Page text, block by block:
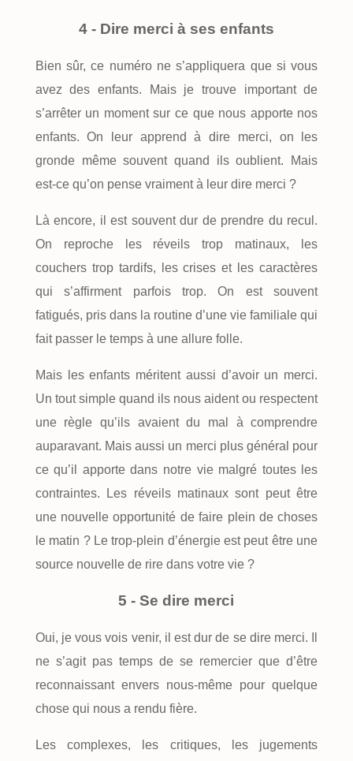
4 - Dire merci à ses enfants
Bien sûr, ce numéro ne s’appliquera que si vous
avez des enfants. Mais je trouve important de
s’arrêter un moment sur ce que nous apporte nos
enfants. On leur apprend à dire merci, on les
gronde même souvent quand ils oublient. Mais
est-ce qu’on pense vraiment à leur dire merci ?
Là encore, il est souvent dur de prendre du recul.
On reproche les réveils trop matinaux, les
couchers trop tardifs, les crises et les caractères
qui s’affirment parfois trop. On est souvent
fatigués, pris dans la routine d’une vie familiale qui
fait passer le temps à une allure folle.
Mais les enfants méritent aussi d’avoir un merci.
Un tout simple quand ils nous aident ou respectent
une règle qu’ils avaient du mal à comprendre
auparavant. Mais aussi un merci plus général pour
ce qu’il apporte dans notre vie malgré toutes les
contraintes. Les réveils matinaux sont peut être
une nouvelle opportunité de faire plein de choses
le matin ? Le trop-plein d’énergie est peut être une
source nouvelle de rire dans votre vie ?
5 - Se dire merci
Oui, je vous vois venir, il est dur de se dire merci. Il
ne s’agit pas temps de se remercier que d’être
reconnaissant envers nous-même pour quelque
chose qui nous a rendu fière.
Les complexes, les critiques, les jugements